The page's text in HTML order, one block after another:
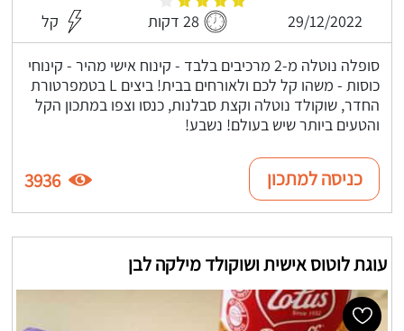
29/12/2022 28 דקות קל
סופלה נוטלה מ-2 מרכיבים בלבד - קינוח אישי מהיר - קינוחי
כוסות - משהו קל לכם ולאורחים בבית! ביצים L בטמפרטורת
החדר, שוקולד נוטלה וקצת סבלנות, כנסו וצפו במתכון הקל
והטעים ביותר שיש בעולם! נשבע!
כניסה למתכון 3936
עוגת לוטוס אישית ושוקולד מילקה לבן